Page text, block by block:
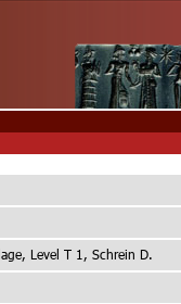
Level T 1, Schrein D.